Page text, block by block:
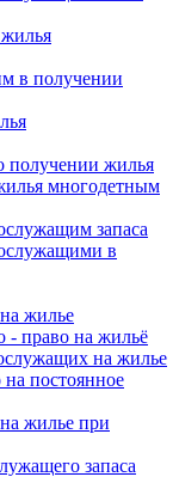
в получении
получении жилья
многодетным
запаса
в
жилье
- право на жильё
на жилье
постоянное
жилье при
запаса